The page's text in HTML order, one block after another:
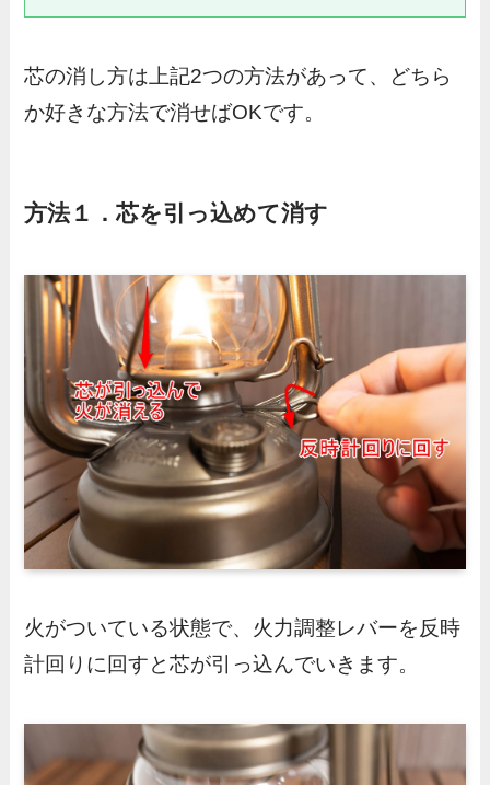
芯の消し方は上記2つの方法があって、どちら
か好きな方法で消せばOKです。
方法１．芯を引っ込めて消す
火がついている状態で、火力調整レバーを反時
計回りに回すと芯が引っ込んでいきます。